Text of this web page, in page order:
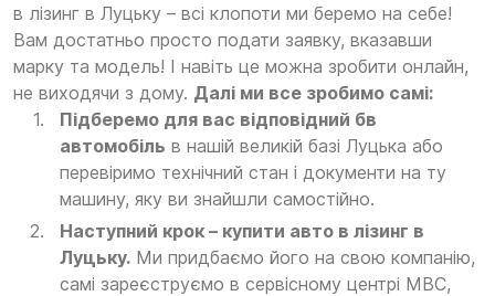
в лізинг в Луцьку – всі клопоти ми беремо на себе!
Вам достатньо просто подати заявку, вказавши
марку та модель! І навіть це можна зробити онлайн,
не виходячи з дому. Далі ми все зробимо самі:
Підберемо для вас відповідний бв
автомобіль в нашій великій базі Луцька або
перевіримо технічний стан і документи на ту
машину, яку ви знайшли самостійно.
Наступний крок – купити авто в лізинг в
Луцьку. Ми придбаємо його на свою компанію,
самі зареєструємо в сервісному центрі МВС,